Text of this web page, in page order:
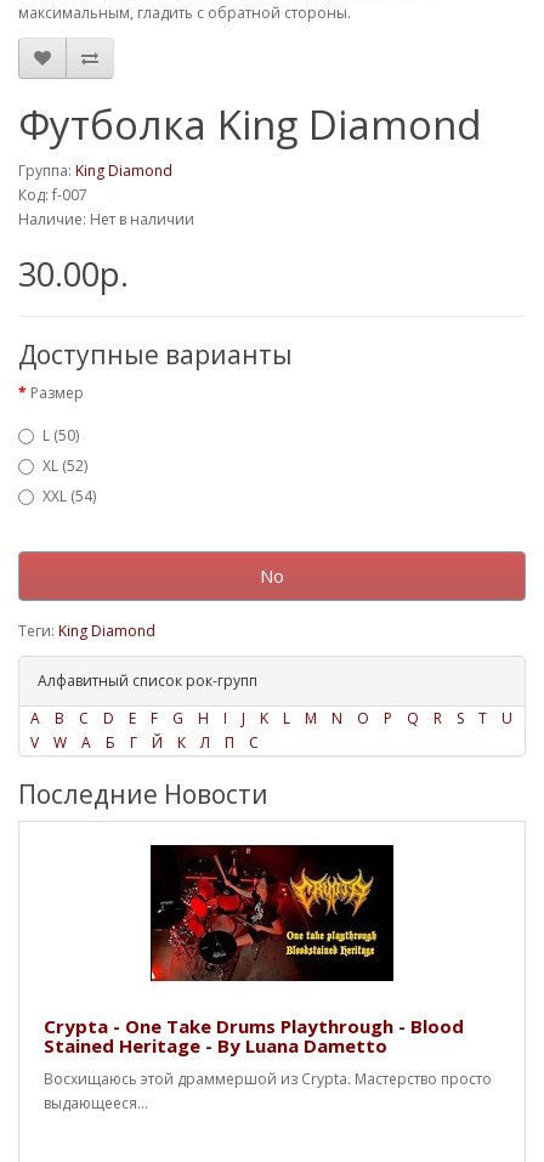
максимальным, гладить с обратной стороны.
Футболка King Diamond
Группа: King Diamond
Код: f-007
Наличие: Нет в наличии
30.00р.
Доступные варианты
Размер
L (50)
XL (52)
XXL (54)
No
Теги: King Diamond
Алфавитный список рок-групп
A
B C D E F G H I J K L M N O P Q R S T
U
V
W А Б Г Й К Л П С
Последние Новости
Crypta - One Take Drums Playthrough - Blood
Stained Heritage - By Luana Dametto
Восхищаюсь этой драммершой из Crypta. Мастерство просто
выдающееся...